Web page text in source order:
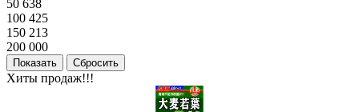
50 638
100 425
150 213
200 000
Хиты продаж!!!